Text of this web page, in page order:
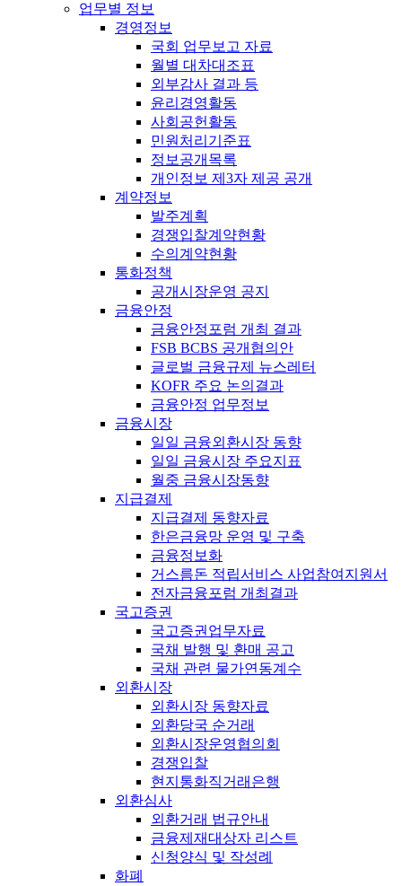
업무별 정보
경영정보
국회 업무보고 자료
월별 대차대조표
외부감사 결과 등
윤리경영활동
사회공헌활동
민원처리기준표
정보공개목록
개인정보 제3자 제공 공개
계약정보
발주계획
경쟁입찰계약현황
수의계약현황
통화정책
공개시장운영 공지
금융안정
금융안정포럼 개최 결과
FSB BCBS 공개협의안
글로벌 금융규제 뉴스레터
KOFR 주요 논의결과
금융안정 업무정보
금융시장
일일 금융외환시장 동향
일일 금융시장 주요지표
월중 금융시장동향
지급결제
지급결제 동향자료
한은금융망 운영 및 구축
금융정보화
거스름돈 적립서비스 사업참여지원서
전자금융포럼 개최결과
국고증권
국고증권업무자료
국채 발행 및 환매 공고
국채 관련 물가연동계수
외환시장
외환시장 동향자료
외환당국 순거래
외환시장운영협의회
경쟁입찰
현지통화직거래은행
외환심사
외환거래 법규안내
금융제재대상자 리스트
신청양식 및 작성례
화폐